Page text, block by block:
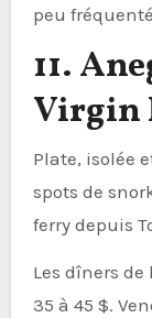
peu
11.
Virgin
Plate, isolée
spots de
ferry depuis
Les dîners
35 à 45 $.